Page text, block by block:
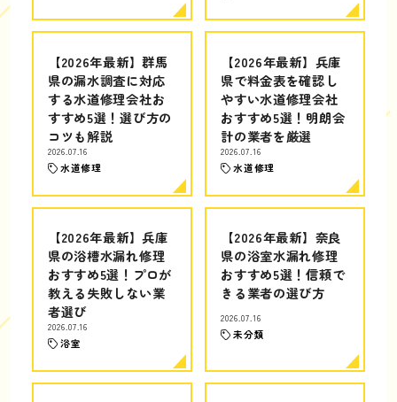
【2026年最新】群馬
県の漏水調査に対応
する水道修理会社お
すすめ5選！選び方の
コツも解説
2026.07.16
水道修理
【2026年最新】兵庫
県で料金表を確認し
やすい水道修理会社
おすすめ5選！明朗会
計の業者を厳選
2026.07.16
水道修理
【2026年最新】兵庫
県の浴槽水漏れ修理
おすすめ5選！プロが
教える失敗しない業
者選び
2026.07.16
浴室
【2026年最新】奈良
県の浴室水漏れ修理
おすすめ5選！信頼で
きる業者の選び方
2026.07.16
未分類